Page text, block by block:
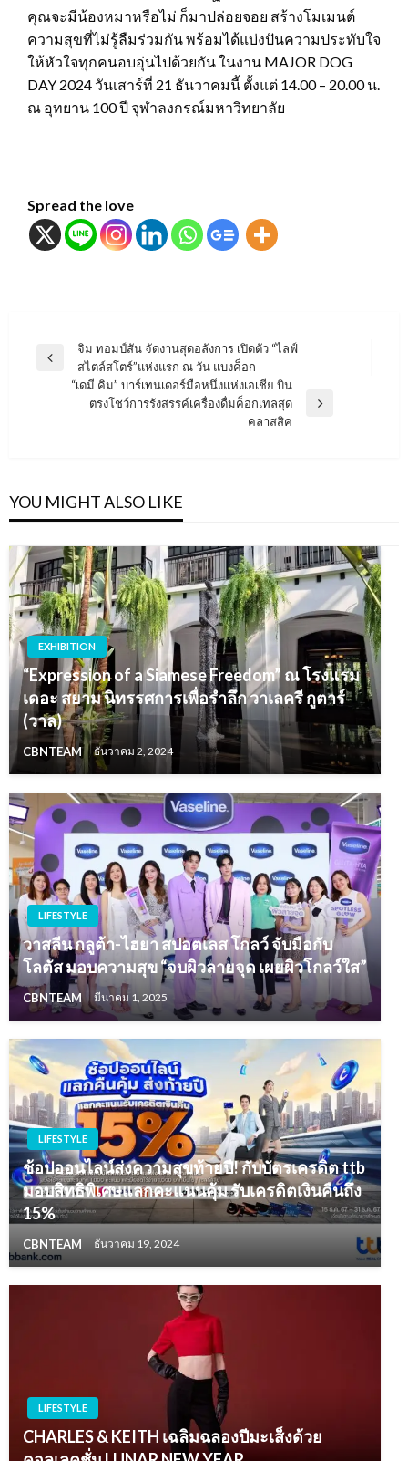
คุณจะมีน้องหมาหรือไม่ ก็มาปล่อยจอย สร้างโมเมนต์
ความสุขที่ไม่รู้ลืมร่วมกัน พร้อมได้แบ่งปันความประทับใจ
ให้หัวใจทุกคนอบอุ่นไปด้วยกัน ในงาน MAJOR DOG
DAY 2024 วันเสาร์ที่ 21 ธันวาคมนี้ ตั้งแต่ 14.00 – 20.00 น.
ณ อุทยาน 100 ปี จุฬาลงกรณ์มหาวิทยาลัย
Spread the love
แนะแนว
Previous
จิม ทอมป์สัน จัดงานสุดอลังการ เปิดตัว “ไลฟ์
สไตล์สโตร์”แห่งแรก ณ วัน แบงค็อก
“เดมี คิม” บาร์เทนเดอร์มือหนึ่งแห่งเอเชีย บิน
ตรงโชว์การรังสรรค์เครื่องดื่มค็อกเทลสุด
คลาสสิค
YOU MIGHT ALSO LIKE
EXHIBITION
“Expression of a Siamese Freedom” ณ โรงแรม
เดอะ สยาม นิทรรศการเพื่อรำลึก วาเลครี กูตาร์
(วาล)
CBNTEAM ธันวาคม 2, 2024
LIFESTYLE
วาสลีน กลูต้า-ไฮยา สปอตเลส โกลว์ จับมือกับ
โลตัส มอบความสุข “จบผิวลายจุด เผยผิวโกลว์ใส”
CBNTEAM มีนาคม 1, 2025
LIFESTYLE
ช้อปออนไลน์ส่งความสุขท้ายปี! กับบัตรเครดิต ttb
มอบสิทธิพิเศษแลกคะแนนคุ้ม รับเครดิตเงินคืนถึง
15%
CBNTEAM ธันวาคม 19, 2024
LIFESTYLE
CHARLES & KEITH เฉลิมฉลองปีมะเส็งด้วย